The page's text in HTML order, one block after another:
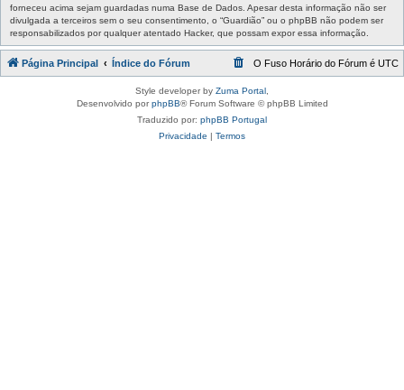
forneceu acima sejam guardadas numa Base de Dados. Apesar desta informação não ser
divulgada a terceiros sem o seu consentimento, o “Guardião” ou o phpBB não podem ser
responsabilizados por qualquer atentado Hacker, que possam expor essa informação.
Página Principal Índice do Fórum O Fuso Horário do Fórum é UTC
Style developer by Zuma Portal
Desenvolvido porphpBB® Forum Software © phpBB Limited
Traduzido por: phpBB Portugal
Privacidade | Termos